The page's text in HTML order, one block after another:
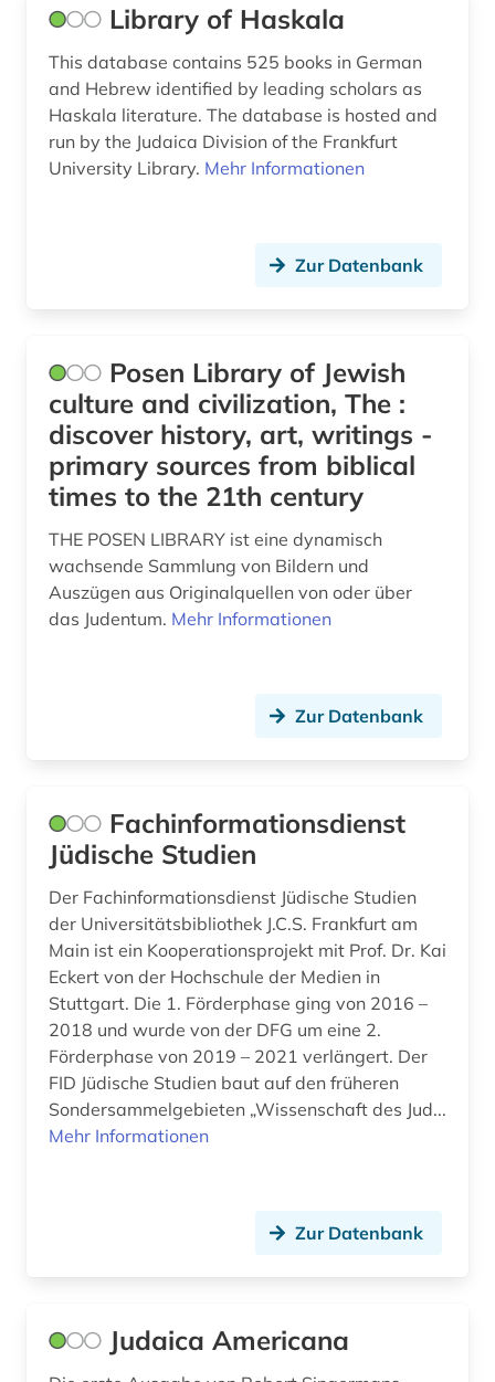
Library of Haskala
This database contains 525 books in German
and Hebrew identified by leading scholars as
Haskala literature. The database is hosted and
run by the Judaica Division of the Frankfurt
University Library. Mehr Informationen
Zur Datenbank
Posen Library of Jewish
culture and civilization, The :
discover history, art, writings -
primary sources from biblical
times to the 21th century
THE POSEN LIBRARY ist eine dynamisch
wachsende Sammlung von Bildern und
Auszügen aus Originalquellen von oder über
das Judentum. Mehr Informationen
Zur Datenbank
Fachinformationsdienst
Jüdische Studien
Der Fachinformationsdienst Jüdische Studien
der Universitätsbibliothek J.C.S. Frankfurt am
Main ist ein Kooperationsprojekt mit Prof. Dr. Kai
Eckert von der Hochschule der Medien in
Stuttgart. Die 1. Förderphase ging von 2016 –
2018 und wurde von der DFG um eine 2.
Förderphase von 2019 – 2021 verlängert. Der
FID Jüdische Studien baut auf den früheren
Sondersammelgebieten „Wissenschaft des Jud...
Mehr Informationen
Zur Datenbank
Judaica Americana